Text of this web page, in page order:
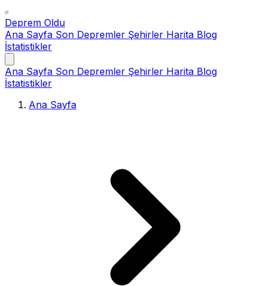
Deprem Oldu
Ana Sayfa Son Depremler Şehirler Harita Blog
İstatistikler
Ana Sayfa Son Depremler Şehirler Harita Blog
İstatistikler
Ana Sayfa